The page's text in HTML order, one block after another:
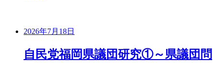
2026年7月18日
自民党福岡県議団研究①～県議団問